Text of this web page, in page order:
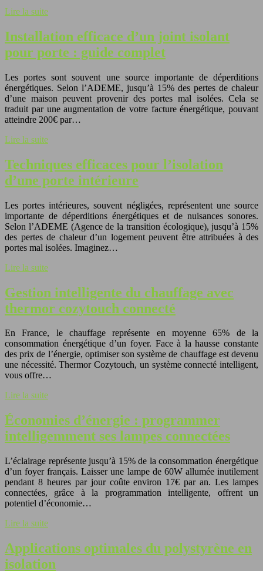
Lire la suite
Installation efficace d’un joint isolant
pour porte : guide complet
Les portes sont souvent une source importante de déperditions
énergétiques. Selon l’ADEME, jusqu’à 15% des pertes de chaleur
d’une maison peuvent provenir des portes mal isolées. Cela se
traduit par une augmentation de votre facture énergétique, pouvant
atteindre 200€ par…
Lire la suite
Techniques efficaces pour l’isolation
d’une porte intérieure
Les portes intérieures, souvent négligées, représentent une source
importante de déperditions énergétiques et de nuisances sonores.
Selon l’ADEME (Agence de la transition écologique), jusqu’à 15%
des pertes de chaleur d’un logement peuvent être attribuées à des
portes mal isolées. Imaginez…
Lire la suite
Gestion intelligente du chauffage avec
thermor cozytouch connecté
En France, le chauffage représente en moyenne 65% de la
consommation énergétique d’un foyer. Face à la hausse constante
des prix de l’énergie, optimiser son système de chauffage est devenu
une nécessité. Thermor Cozytouch, un système connecté intelligent,
vous offre…
Lire la suite
Économies d’énergie : programmer
intelligemment ses lampes connectées
L’éclairage représente jusqu’à 15% de la consommation énergétique
d’un foyer français. Laisser une lampe de 60W allumée inutilement
pendant 8 heures par jour coûte environ 17€ par an. Les lampes
connectées, grâce à la programmation intelligente, offrent un
potentiel d’économie…
Lire la suite
Applications optimales du polystyrène en
isolation